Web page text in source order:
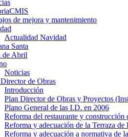
de mejora y mantenimiento
Actualidad Navidad
Santa
de Abril
Noticias
de Obras
Introducción
Plan Director de Obras y Proyectos
Plano General de las I.D. en 2006
Reforma del restaurante y
Reforma y adecuación de la Terraza
Reforma y adecuación a normativa de